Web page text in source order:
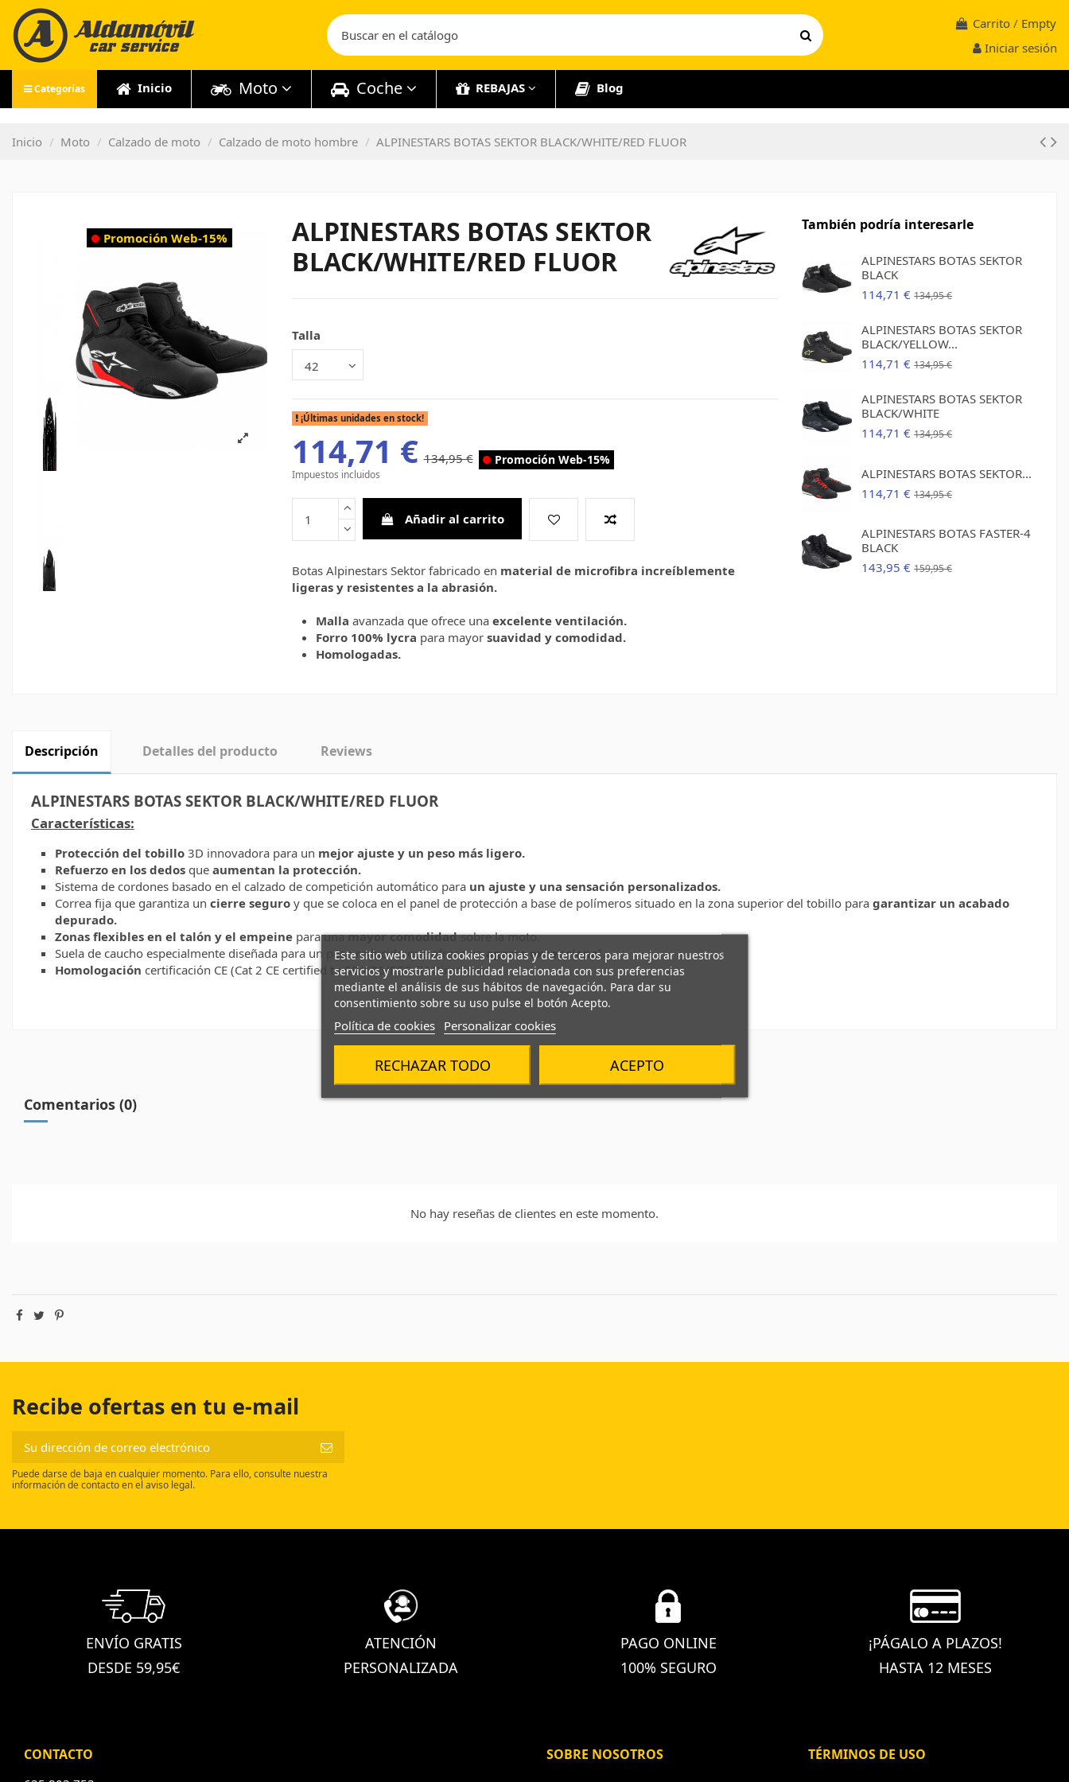
Carrito / Empty
Iniciar sesión
Este sitio web utiliza cookies propias y de terceros para mejorar nuestros
servicios y mostrarle publicidad relacionada con sus preferencias
mediante el análisis de sus hábitos de navegación. Para dar su
consentimiento sobre su uso pulse el botón Acepto.
Política de cookies Personalizar cookies
RECHAZAR TODO ACEPTO
Categorías Inicio Moto Coche REBAJAS Blog
Inicio Moto Calzado de moto Calzado de moto hombre ALPINESTARS BOTAS SEKTOR BLACK/WHITE/RED FLUOR
Promoción Web-15%
ALPINESTARS BOTAS SEKTOR
BLACK/WHITE/RED FLUOR
Talla
¡Últimas unidades en stock!
114,71 € 134,95 € Promoción Web-15%
Impuestos incluidos
Añadir al carrito
Botas Alpinestars Sektor fabricado en material de microfibra increíblemente
ligeras y resistentes a la abrasión.
Malla avanzada que ofrece una excelente ventilación.
Forro 100% lycra para mayor suavidad y comodidad.
Homologadas.
También podría interesarle
ALPINESTARS BOTAS SEKTOR
BLACK
114,71 € 134,95 €
ALPINESTARS BOTAS SEKTOR
BLACK/YELLOW...
114,71 € 134,95 €
ALPINESTARS BOTAS SEKTOR
BLACK/WHITE
114,71 € 134,95 €
ALPINESTARS BOTAS SEKTOR...
114,71 € 134,95 €
ALPINESTARS BOTAS FASTER-4
BLACK
143,95 € 159,95 €
Descripción Detalles del producto Reviews
ALPINESTARS BOTAS SEKTOR BLACK/WHITE/RED FLUOR
Características:
Protección del tobillo3D innovadora para un mejor ajuste y un peso más ligero.
Refuerzo en los dedosque aumentan la protección.
Sistema de cordones basado en el calzado de competición automático para un ajuste y una sensación personalizados.
Correa fija que garantiza un cierre seguroy que se coloca en el panel de protección a base de polímeros situado en la zona superior del tobillo para garantizar un acabado
depurado.
Zonas flexibles en el talón y el empeinepara unamayor comodidadsobre la moto.
Suela de caucho especialmente diseñada para un peso reducido que ofrece un agarre excepcional.
Homologación certificación CE (Cat 2 CE certified to 89/686/ECC EU Directive).
Comentarios (0)
No hay reseñas de clientes en este momento.
Recibe ofertas en tu e-mail
Puede darse de baja en cualquier momento. Para ello, consulte nuestra
información de contacto en el aviso legal.
ENVÍO GRATIS
DESDE 59,95€
ATENCIÓN
PERSONALIZADA
PAGO ONLINE
100% SEGURO
¡PÁGALO A PLAZOS!
HASTA 12 MESES
CONTACTO SOBRE NOSOTROS TÉRMINOS DE USO